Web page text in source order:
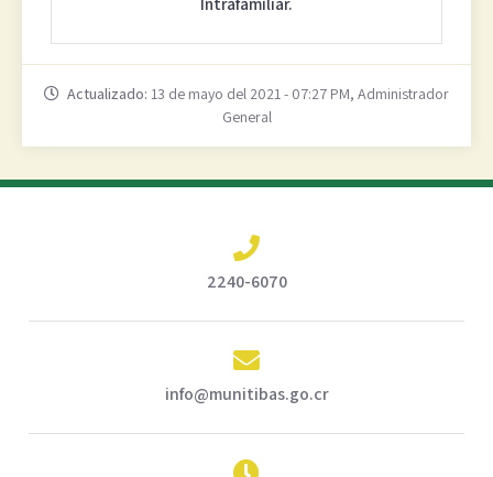
Actualizado: 13 de mayo del 2021 - 07:27 PM, Administrador
General
2240-6070
info@munitibas.go.cr